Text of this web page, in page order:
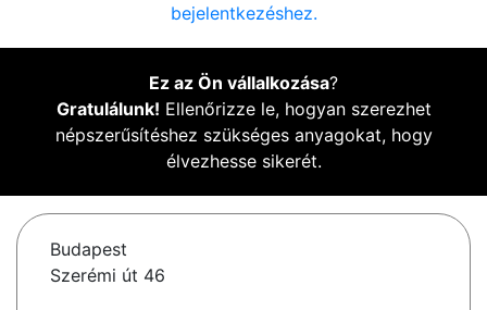
bejelentkezéshez.
Ez az Ön vállalkozása?
Gratulálunk! Ellenőrizze le, hogyan szerezhet
népszerűsítéshez szükséges anyagokat, hogy
élvezhesse sikerét.
Budapest
Szerémi út 46